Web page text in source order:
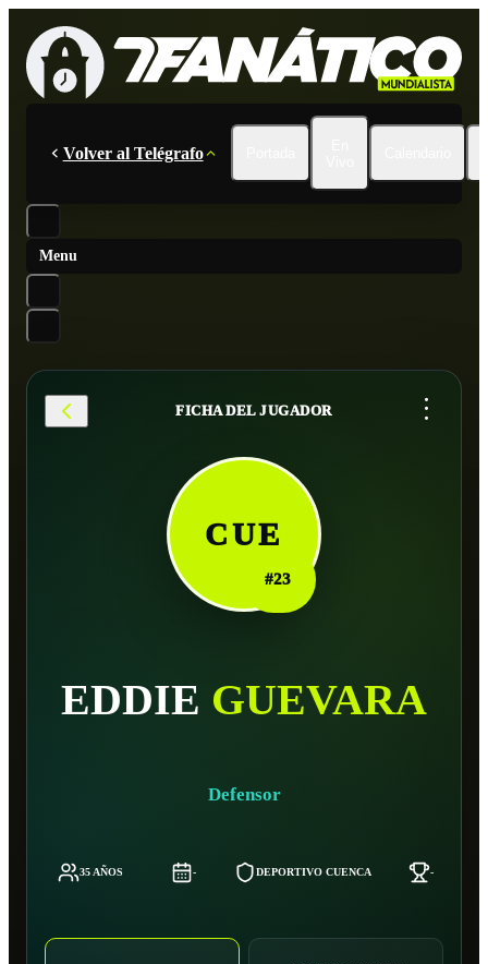
Volver al Telégrafo
Menu
FICHA DEL JUGADOR ...
CUE
#23
EDDIE GUEVARA
Defensor
35 AÑOS - DEPORTIVO CUENCA -